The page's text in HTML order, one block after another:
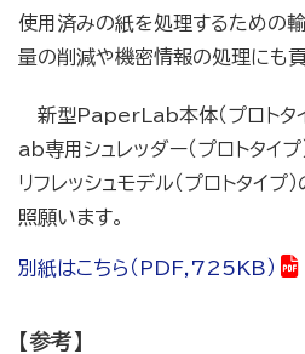
使用済みの紙を処理するための
量の削減や機密情報の処理にも貢
新型PaperLab本体（プロトタ
ab専用シュレッダー（プロトタ
リフレッシュモデル（プロトタイ
照願います。
別紙はこちら（PDF,725KB）
【参考】